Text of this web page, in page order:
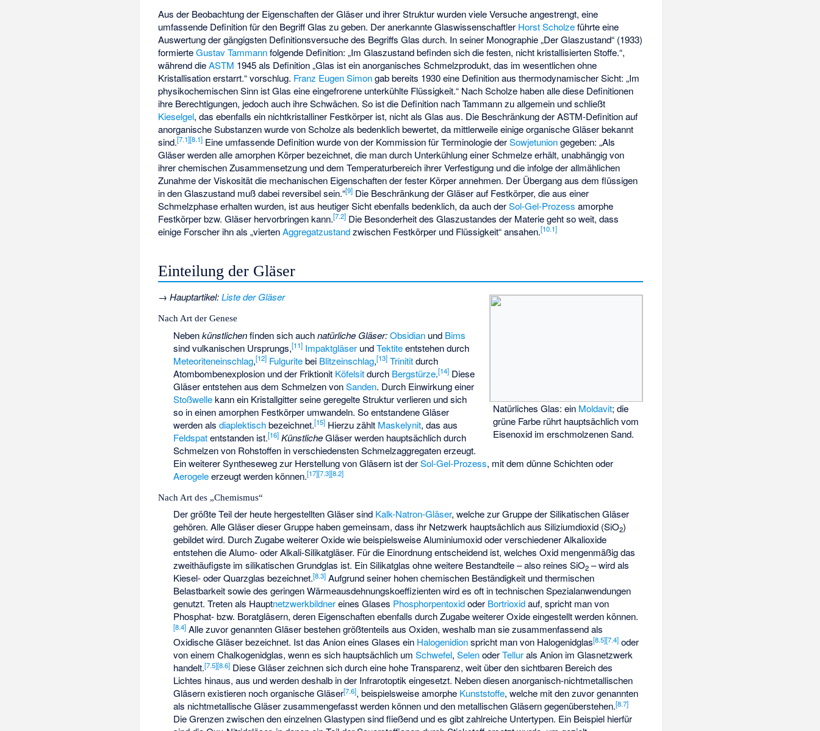
Aus der Beobachtung der Eigenschaften der Gläser und ihrer Struktur wurden viele Versuche angestrengt, eine
umfassende Definition für den Begriff Glas zu geben. Der anerkannte Glaswissenschaftler Horst Scholzeführte eine
Auswertung der gängigsten Definitionsversuche des Begriffs Glas durch. In seiner Monographie „Der Glaszustand“ (1933)
formierteGustav Tammannfolgende Definition: „Im Glaszustand befinden sich die festen, nicht kristallisierten Stoffe.“,
während dieASTM 1945 als Definition „Glas ist ein anorganisches Schmelzprodukt, das im wesentlichen ohne
Kristallisation erstarrt.“ vorschlug. Franz Eugen Simongab bereits 1930 eine Definition aus thermodynamischer Sicht: „Im
physikochemischen Sinn ist Glas eine eingefrorene unterkühlte Flüssigkeit.“ Nach Scholze haben alle diese Definitionen
ihre Berechtigungen, jedoch auch ihre Schwächen. So ist die Definition nach Tammann zu allgemein und schließt
Kieselgel, das ebenfalls ein nichtkristalliner Festkörper ist, nicht als Glas aus. Die Beschränkung der ASTM-Definition auf
anorganische Substanzen wurde von Scholze als bedenklich bewertet, da mittlerweile einige organische Gläser bekannt
sind.[7.1][8.1] Eine umfassende Definition wurde von der Kommission für Terminologie derSowjetuniongegeben: „Als
Gläser werden alle amorphen Körper bezeichnet, die man durch Unterkühlung einer Schmelze erhält, unabhängig von
ihrer chemischen Zusammensetzung und dem Temperaturbereich ihrer Verfestigung und die infolge der allmählichen
Zunahme der Viskosität die mechanischen Eigenschaften der fester Körper annehmen. Der Übergang aus dem flüssigen
in den Glaszustand muß dabei reversibel sein.“[9] Die Beschränkung der Gläser auf Festkörper, die aus einer
Schmelzphase erhalten wurden, ist aus heutiger Sicht ebenfalls bedenklich, da auch derSol-Gel-Prozess amorphe
Festkörper bzw. Gläser hervorbringen kann.[7.2] Die Besonderheit des Glaszustandes der Materie geht so weit, dass
einige Forscher ihn als „viertenAggregatzustandzwischen Festkörper und Flüssigkeit“ ansahen.[10.1]
Einteilung der Gläser
Natürliches Glas: ein Moldavit; die
grüne Farbe rührt hauptsächlich vom
Eisenoxid im erschmolzenen Sand.
→Hauptartikel:Liste der Gläser
Nach Art der Genese
Nebenkünstlichenfinden sich auchnatürliche Gläser: Obsidianund Bims
sind vulkanischen Ursprungs,[11] ImpaktgläserundTektiteentstehen durch
Meteoriteneinschlag,[12] Fulguritebei Blitzeinschlag,[13] Trinititdurch
Atombombenexplosion und der Friktionit Köfelsitdurch Bergstürze.[14]Diese
Gläser entstehen aus dem Schmelzen vonSanden. Durch Einwirkung einer
Stoßwellekann ein Kristallgitter seine geregelte Struktur verlieren und sich
so in einen amorphen Festkörper umwandeln. So entstandene Gläser
werden als diaplektischbezeichnet.[15]Hierzu zählt Maskelynit, das aus
Feldspatentstanden ist.[16] KünstlicheGläser werden hauptsächlich durch
Schmelzen von Rohstoffen in verschiedensten Schmelzaggregaten erzeugt.
Ein weiterer Syntheseweg zur Herstellung von Gläsern ist derSol-Gel-Prozess, mit dem dünne Schichten oder
Aerogeleerzeugt werden können.[17][7.3][8.2]
Nach Art des „Chemismus“
Der größte Teil der heute hergestellten Gläser sind Kalk-Natron-Gläser, welche zur Gruppe der Silikatischen Gläser
gehören. Alle Gläser dieser Gruppe haben gemeinsam, dass ihr Netzwerk hauptsächlich aus Siliziumdioxid (SiO2)
gebildet wird. Durch Zugabe weiterer Oxide wie beispielsweise Aluminiumoxid oder verschiedener Alkalioxide
entstehen die Alumo- oder Alkali-Silikatgläser. Für die Einordnung entscheidend ist, welches Oxid mengenmäßig das
zweithäufigste im silikatischen Grundglas ist. Ein Silikatglas ohne weitere Bestandteile – also reines SiO2– wird als
Kiesel- oder Quarzglas bezeichnet.[8.3]Aufgrund seiner hohen chemischen Beständigkeit und thermischen
Belastbarkeit sowie des geringen Wärmeausdehnungskoeffizienten wird es oft in technischen Spezialanwendungen
genutzt. Treten als Hauptnetzwerkbildnereines Glases Phosphorpentoxidoder Bortrioxidauf, spricht man von
Phosphat- bzw. Boratgläsern, deren Eigenschaften ebenfalls durch Zugabe weiterer Oxide eingestellt werden können.
[8.4]Alle zuvor genannten Gläser bestehen größtenteils aus Oxiden, weshalb man sie zusammenfassend als
Oxidische Gläser bezeichnet. Ist das Anion eines Glases ein Halogenidionspricht man von Halogenidglas[8.5][7.4]oder
von einem Chalkogenidglas, wenn es sich hauptsächlich um Schwefel, SelenoderTellurals Anion im Glasnetzwerk
handelt.[7.5][8.6]Diese Gläser zeichnen sich durch eine hohe Transparenz, weit über den sichtbaren Bereich des
Lichtes hinaus, aus und werden deshalb in der Infrarotoptik eingesetzt. Neben diesen anorganisch-nichtmetallischen
Gläsern existieren noch organische Gläser[7.6], beispielsweise amorphe Kunststoffe, welche mit den zuvor genannten
als nichtmetallische Gläser zusammengefasst werden können und den metallischen Gläsern gegenüberstehen.[8.7]
Die Grenzen zwischen den einzelnen Glastypen sind fließend und es gibt zahlreiche Untertypen. Ein Beispiel hierfür